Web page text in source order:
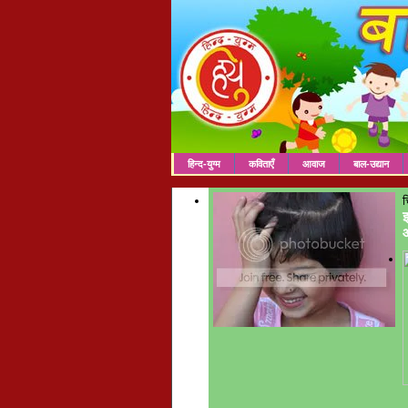
हिन्द-युग्म कविताएँ आवाज बाल-उद्यान